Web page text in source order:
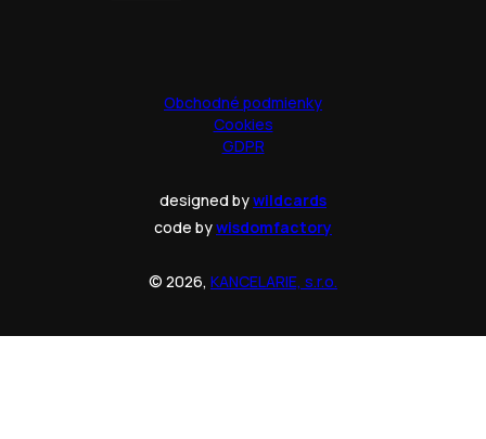
Obchodné podmienky
Cookies
GDPR
designed bywildcards
code bywisdomfactory
© 2026, KANCELARIE, s.r.o.